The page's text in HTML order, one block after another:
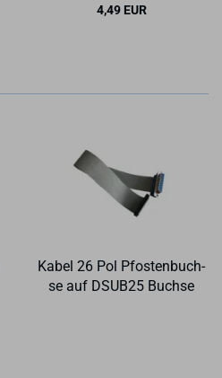
4,49 EUR
Kabel 26 Pol Pfos­ten­buch­
se auf DSUB25 Buch­se